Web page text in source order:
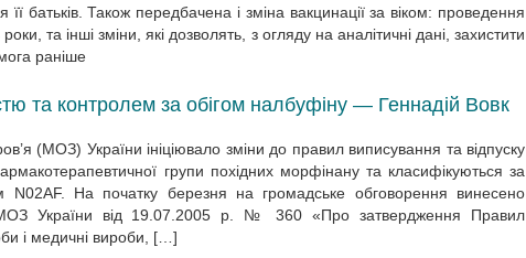
її батьків. Також передбачена і зміна вакцинації за віком: проведення
та інші зміни, які дозволять, з огляду на аналітичні дані, захистити
раніше
та контролем за обігом налбуфіну — Геннадій Вовк
(МОЗ) України ініціювало зміни до правил виписування та відпуску
групи похідних морфінану та класифікуються за
N02AF. На початку березня на громадське обговорення винесено
МОЗ України від 19.07.2005 р. № 360 «Про затвердження Правил
і медичні вироби, […]